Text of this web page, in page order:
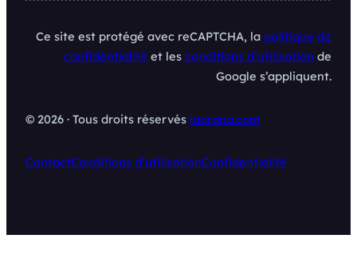
Ce site est protégé avec reCAPTCHA, la politique de
confidentialité et les conditions d’utilisation de
Google s’appliquent.
© 2026 · Tous droits réservés iaorana.com
ContactConditions d’utilisationConfidentialité